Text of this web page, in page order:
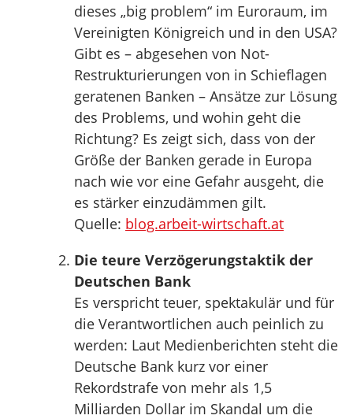
dieses „big problem“ im Euroraum, im
Vereinigten Königreich und in den USA?
Gibt es – abgesehen von Not-
Restrukturierungen von in Schieflagen
geratenen Banken – Ansätze zur Lösung
des Problems, und wohin geht die
Richtung? Es zeigt sich, dass von der
Größe der Banken gerade in Europa
nach wie vor eine Gefahr ausgeht, die
es stärker einzudämmen gilt.
Quelle: blog.arbeit-wirtschaft.at
Die teure Verzögerungstaktik der
Deutschen Bank
Es verspricht teuer, spektakulär und für
die Verantwortlichen auch peinlich zu
werden: Laut Medienberichten steht die
Deutsche Bank kurz vor einer
Rekordstrafe von mehr als 1,5
Milliarden Dollar im Skandal um die